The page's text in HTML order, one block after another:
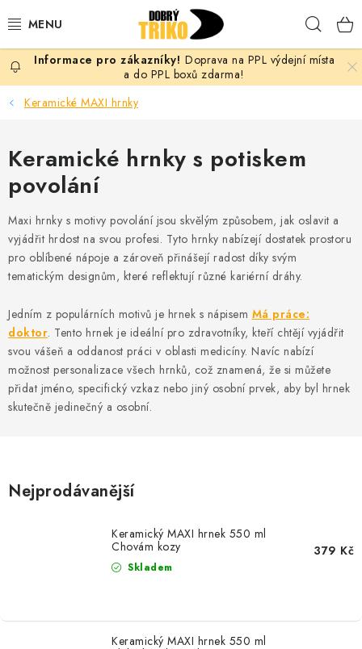
na
PRO ŽENY
PRO MUŽE
PRO DĚTI
DOPLŇKY
PRO PÁRY
VLASTNÍ MOTIV
TRIČKA
MIKINY
OKAMŽITĚ K ODBĚRU
MÁM SRDCE POMÁHÁM
PROVIZNÍ SYSTÉM
O nás Časté otázky
Doprava a platba
Obchodní podmínky
Doprava na PPL výdejní místa
a do PPL boxů zdarma!
Keramické MAXI hrnky
Keramické hrnky s potiskem
povolání
Maxi hrnky s motivy povolání jsou skvělým způsobem, jak oslavit a
vyjádřit hrdost na svou profesi. Tyto hrnky nabízejí dostatek prostoru
pro oblíbené nápoje a zároveň přinášejí radost díky svým
tematickým designům, které reflektují různé kariérní dráhy.
Jedním z populárních motivů je hrnek s nápisem Má práce:
doktor. Tento hrnek je ideální pro zdravotníky, kteří chtějí vyjádřit
svou vášeň a oddanost práci v oblasti medicíny. Navíc nabízí
možnost personalizace všech hrnků, což znamená, že si můžete
přidat jméno, specifický vzkaz nebo jiný osobní prvek, aby byl hrnek
skutečně jedinečný a osobní.
Nejprodávanější
Keramický MAXI hrnek 550 ml
Chovám kozy
Skladem
379 Kč
Keramický MAXI hrnek 550 ml